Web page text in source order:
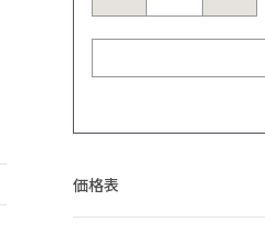
価格表